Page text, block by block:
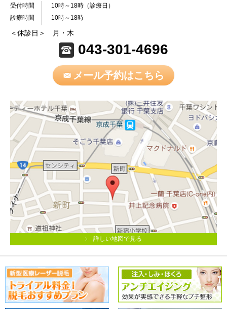
受付時間
10時～18時（診療日）
診療時間
10時～18時
＜休診日＞ 月・木
043-301-4696
メール予約はこちら
詳しい地図で見る